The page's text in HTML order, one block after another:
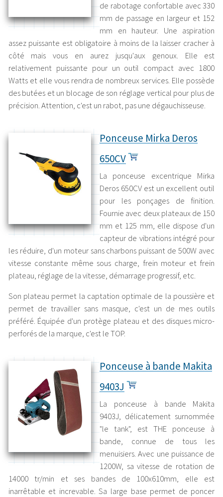
de rabotage confortable avec 330
mm de passage en largeur et 152
mm en hauteur. Une aspiration
assez puissante est obligatoire à moins de la laisser cracher à
côté mais vous en aurez jusqu'aux genoux. Elle est
relativement puissante pour un outil compact avec 1800
Watts et elle vous rendra de nombreux services. Elle possède
des butées et un blocage de son réglage vertical pour plus de
précision. Attention, c'est un rabot, pas une dégauchisseuse.
Ponceuse Mirka Deros
650CV
La ponceuse excentrique Mirka
Deros 650CV est un excellent outil
pour les ponçages de finition.
Fournie avec deux plateaux de 150
mm et 125 mm, elle dispose d'un
capteur de vibrations intégré pour
les réduire, d'un moteur sans charbons puissant de 500W avec
vitesse constante même sous charge, frein moteur et frein
plateau, réglage de la vitesse, démarrage progressif, etc.
Son plateau permet la captation optimale de la poussière et
permet de travailler sans masque, c'est un de mes outils
préféré. Équipée d'un protège plateau et des disques micro-
perforés de la marque, c'est le TOP.
Ponceuse à bande Makita
9403J
La ponceuse à bande Makita
9403J, délicatement surnommée
"le tank", est THE ponceuse à
bande, connue de tous les
menuisiers. Avec une puissance de
1200W, sa vitesse de rotation de
14000 tr/min et ses bandes de 100x610mm, elle est
inarrêtable et increvable. Sa large base permet de poncer